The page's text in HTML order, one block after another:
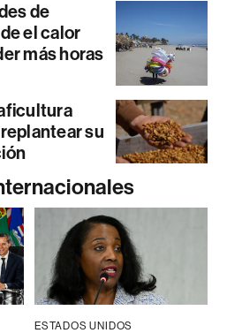
de
el calor
más horas
su
ESTADOS UNIDOS